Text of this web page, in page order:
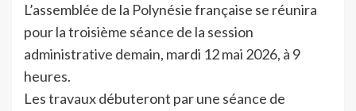
L’assemblée de la Polynésie française se réunira
pour la troisième séance de la session
administrative demain, mardi 12 mai 2026, à 9
heures.
Les travaux débuteront par une séance de